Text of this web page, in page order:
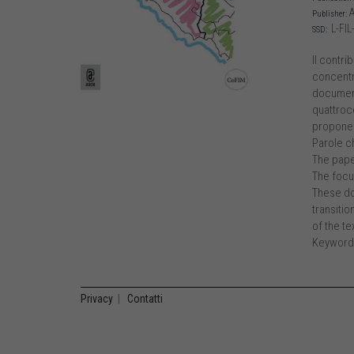
Publisher:
SSD: L-
Il
Parole
The
The
These
of the
Privacy Contatti